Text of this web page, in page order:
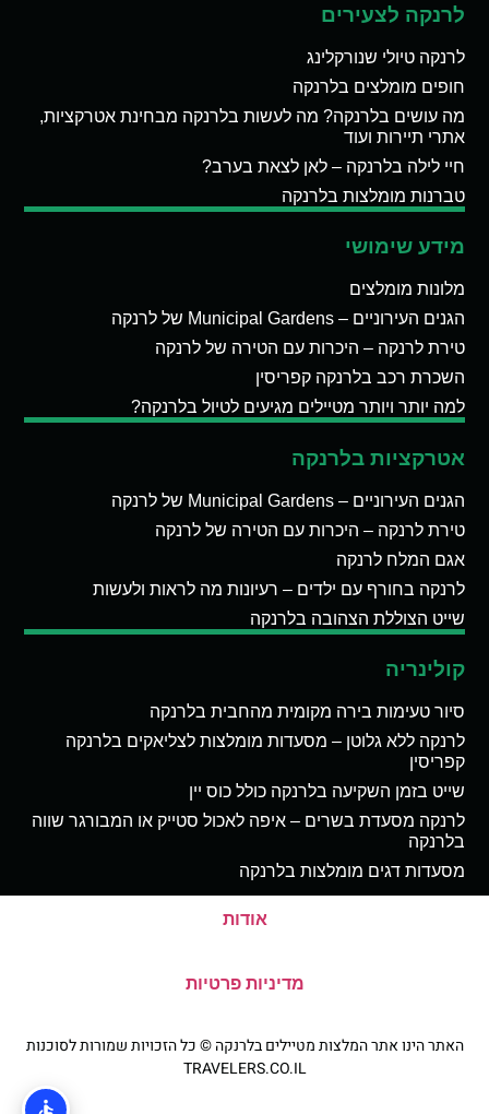
לרנקה לצעירים
לרנקה טיולי שנורקלינג
חופים מומלצים בלרנקה
מה עושים בלרנקה? מה לעשות בלרנקה מבחינת אטרקציות,
אתרי תיירות ועוד
חיי לילה בלרנקה – לאן לצאת בערב?
טברנות מומלצות בלרנקה
מידע שימושי
מלונות מומלצים
הגנים העירוניים – Municipal Gardens של לרנקה
טירת לרנקה – היכרות עם הטירה של לרנקה
השכרת רכב בלרנקה קפריסין
למה יותר ויותר מטיילים מגיעים לטיול בלרנקה?
אטרקציות בלרנקה
הגנים העירוניים – Municipal Gardens של לרנקה
טירת לרנקה – היכרות עם הטירה של לרנקה
אגם המלח לרנקה
לרנקה בחורף עם ילדים – רעיונות מה לראות ולעשות
שייט הצוללת הצהובה בלרנקה
קולינריה
סיור טעימות בירה מקומית מהחבית בלרנקה
לרנקה ללא גלוטן – מסעדות מומלצות לצליאקים בלרנקה
קפריסין
שייט בזמן השקיעה בלרנקה כולל כוס יין
לרנקה מסעדת בשרים – איפה לאכול סטייק או המבורגר שווה
בלרנקה
מסעדות דגים מומלצות בלרנקה
אודות
מדיניות פרטיות
האתר הינו אתר המלצות מטיילים בלרנקה © כל הזכויות שמורות לסוכנות
TRAVELERS.CO.IL